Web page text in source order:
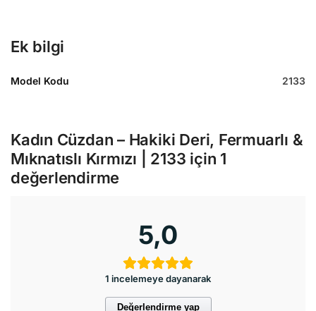
Ek bilgi
Model Kodu 2133
Kadın Cüzdan – Hakiki Deri, Fermuarlı &
Mıknatıslı Kırmızı | 2133 için 1
değerlendirme
5,0
1 incelemeye dayanarak
Değerlendirme yap